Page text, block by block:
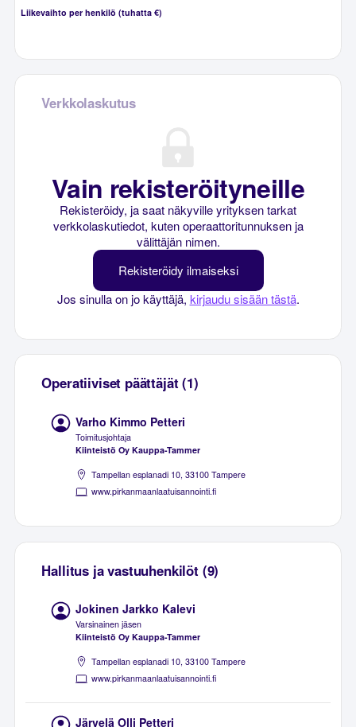
Liikevaihto per henkilö (tuhatta €)
Verkkolaskutus
Vain rekisteröityneille
Rekisteröidy, ja saat näkyville yrityksen tarkat
verkkolaskutiedot, kuten operaattoritunnuksen ja
välittäjän nimen.
Rekisteröidy ilmaiseksi
Jos sinulla on jo käyttäjä, kirjaudu sisään tästä.
Operatiiviset päättäjät (1)
Varho Kimmo Petteri
Toimitusjohtaja
Kiinteistö Oy Kauppa-Tammer
Tampellan esplanadi 10, 33100 Tampere
www.pirkanmaanlaatuisannointi.fi
Hallitus ja vastuuhenkilöt (9)
Jokinen Jarkko Kalevi
Varsinainen jäsen
Kiinteistö Oy Kauppa-Tammer
Tampellan esplanadi 10, 33100 Tampere
www.pirkanmaanlaatuisannointi.fi
Järvelä Olli Petteri